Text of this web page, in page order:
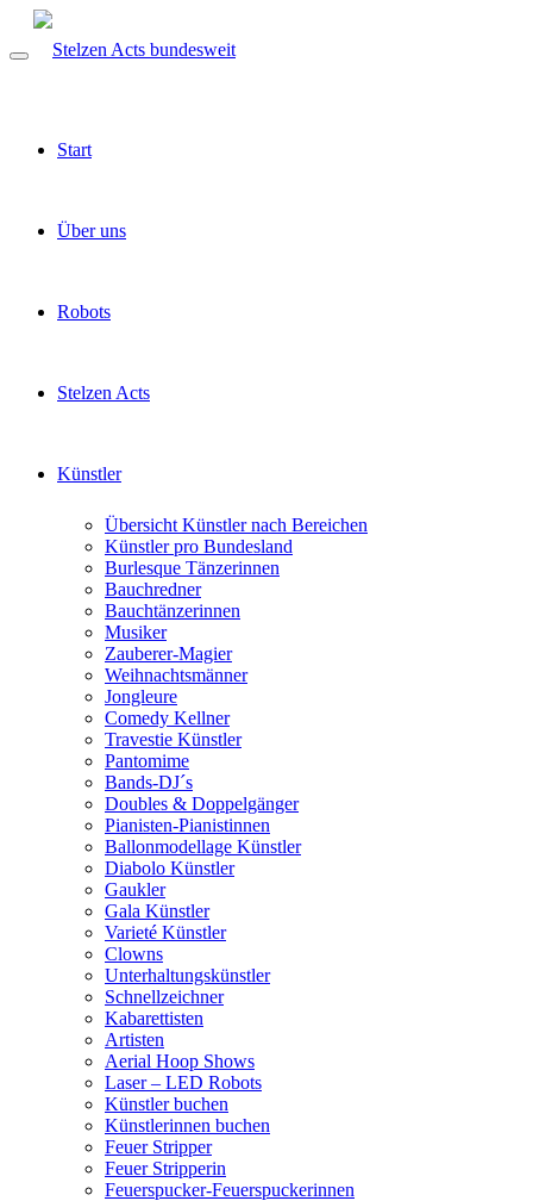
Start
Über uns
Robots
Stelzen Acts
Künstler
Übersicht Künstler nach Bereichen
Künstler pro Bundesland
Burlesque Tänzerinnen
Bauchredner
Bauchtänzerinnen
Musiker
Zauberer-Magier
Weihnachtsmänner
Jongleure
Comedy Kellner
Travestie Künstler
Pantomime
Bands-DJ´s
Doubles & Doppelgänger
Pianisten-Pianistinnen
Ballonmodellage Künstler
Diabolo Künstler
Gaukler
Gala Künstler
Varieté Künstler
Clowns
Unterhaltungskünstler
Schnellzeichner
Kabarettisten
Artisten
Aerial Hoop Shows
Laser – LED Robots
Künstler buchen
Künstlerinnen buchen
Feuer Stripper
Feuer Stripperin
Feuerspucker-Feuerspuckerinnen